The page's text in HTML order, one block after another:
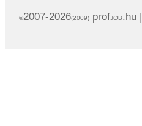
©2007-2026(2009)profJOB.hu |